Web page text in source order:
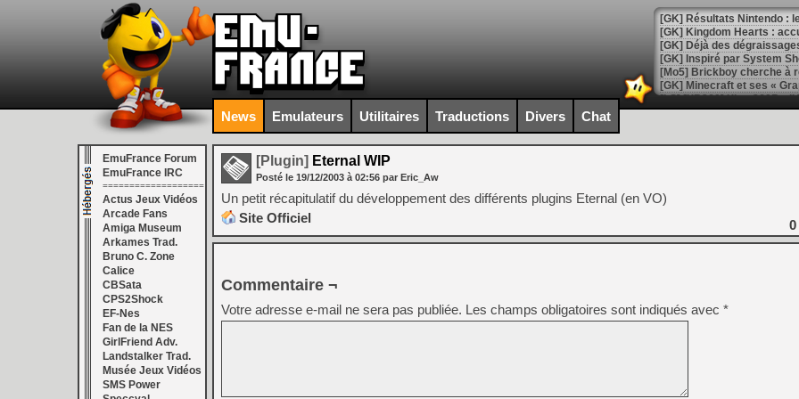
[GK] Résultats Nintendo :
[GK] Déjà des
[Mo5] Brickboy cherche à
[GK] Minecraft et ses «
[GK] Beast of
[GK] Ubisoft : fin de partie
[GK] Mémoire cash -
[GK] Dan Houser (GTA)
[GK] Comment EA Sports
[GK] Crimson Moon : un
[GK] Isle of Reveries : le
[GK] Moonlighter 2 : The
[GK] Capcom relance
[Mo5] Deux inédits du
[GK] Le beat'em up The
[GK] Endless Legend 2 :
[LS] [PS5] Le WebKit
News Emulateurs Utilitaires Traductions Divers Chat
EmuFrance Forum
EmuFrance IRC
===================
Actus Jeux Vidéos
Arcade Fans
Amiga Museum
Arkames Trad.
Bruno C. Zone
Calice
CBSata
CPS2Shock
EF-Nes
Fan de la NES
GirlFriend Adv.
Landstalker Trad.
Musée Jeux Vidéos
SMS Power
[Plugin] Eternal WIP
Posté le 19/12/2003 à 02:56 par Eric_Aw
Un petit récapitulatif du développement des différents plugins Eternal (en VO)
Site Officiel
0
Commentaire ¬
Votre adresse e-mail ne sera pas publiée. Les champs obligatoires sont indiqués avec *